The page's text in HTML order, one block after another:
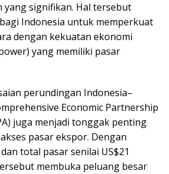
signifikan. Hal tersebut
Indonesia untuk memperkuat
dengan kekuatan ekonomi
yang memiliki pasar
perundingan Indonesia–
Economic Partnership
juga menjadi tonggak penting
pasar ekspor. Dengan
total pasar senilai US$21
membuka peluang besar